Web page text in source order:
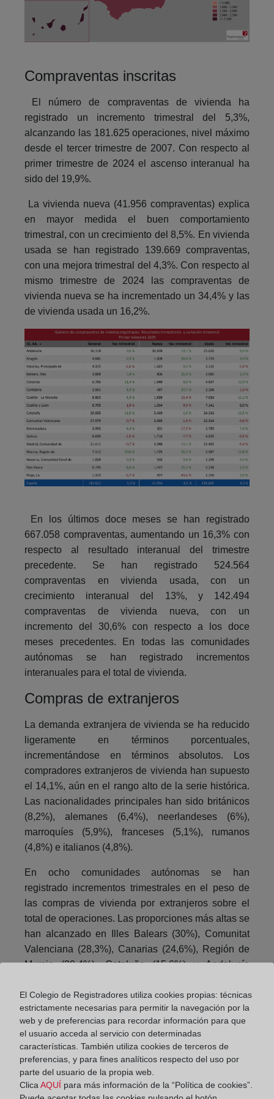
Compraventas inscritas
El número de compraventas de vivienda ha
registrado un incremento trimestral del 5,3%,
alcanzando las 181.625 operaciones, nivel máximo
desde el tercer trimestre de 2007. Con respecto al
primer trimestre de 2024 el ascenso interanual ha
sido del 19,9%.
La vivienda nueva (41.956 compraventas) explica
en mayor medida el buen comportamiento
trimestral, con un crecimiento del 8,5%. En vivienda
usada se han registrado 139.669 compraventas,
con una mejora trimestral del 4,3%. Con respecto al
mismo trimestre de 2024 las compraventas de
vivienda nueva se ha incrementado un 34,4% y las
de vivienda usada un 16,2%.
En los últimos doce meses se han registrado
667.058 compraventas, aumentando un 16,3% con
respecto al resultado interanual del trimestre
precedente. Se han registrado 524.564
compraventas en vivienda usada, con un
crecimiento interanual del 13%, y 142.494
compraventas de vivienda nueva, con un
incremento del 30,6% con respecto a los doce
meses precedentes. En todas las comunidades
autónomas se han registrado incrementos
interanuales para el total de vivienda.
Compras de extranjeros
La demanda extranjera de vivienda se ha reducido
ligeramente en términos porcentuales,
incrementándose en términos absolutos. Los
compradores extranjeros de vivienda han supuesto
el 14,1%, aún en el rango alto de la serie histórica.
Las nacionalidades principales han sido británicos
(8,2%), alemanes (6,4%), neerlandeses (6%),
marroquíes (5,9%), franceses (5,1%), rumanos
(4,8%) e italianos (4,8%).
En ocho comunidades autónomas se han
registrado incrementos trimestrales en el peso de
las compras de vivienda por extranjeros sobre el
total de operaciones. Las proporciones más altas se
han alcanzado en Illes Balears (30%), Comunitat
Valenciana (28,3%), Canarias (24,6%), Región de
Murcia (20,4%), Cataluña (15,6%) y Andalucía
Como novedad este trimestre, se ha elaborado un
nuevo informe que analiza la zona de procedencia
de los extranjeros adquirentes de vivienda. Los
resultados nos muestran que el 54,6% de estos
extranjeros pertenecen a la Unión Europea, el
19,6% al resto de Europa, el 8,6% a África, el 7,8%
a Asia y el 5% a América del Sur, quedando el resto
El Colegio de Registradores utiliza cookies propias: técnicas
estrictamente necesarias para permitir la navegación por la
web y de preferencias para recordar información para que
el usuario acceda al servicio con determinadas
características. También utiliza cookies de terceros de
preferencias, y para fines analíticos respecto del uso por
parte del usuario de la propia web.
Clica AQUÍ para más información de la “Política de cookies”.